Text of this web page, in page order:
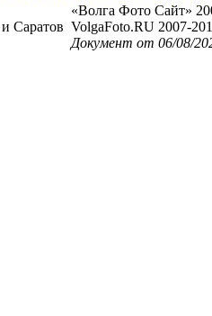
Саратов
«Волга Фото Сайт»
VolgaFoto.RU 2007-
Документ от 06/08/